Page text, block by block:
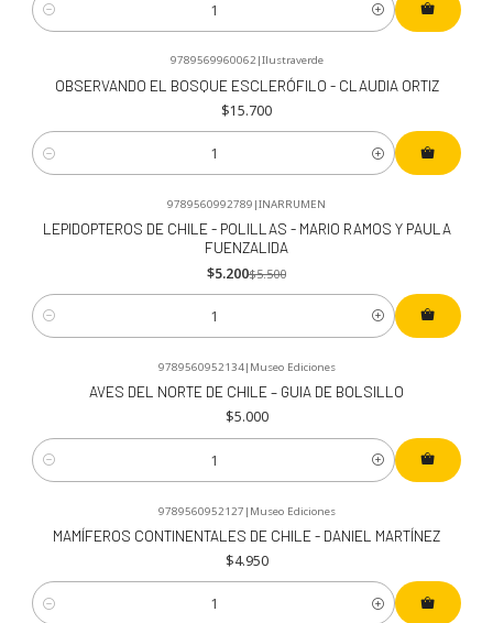
Cantidad
9789569960062|Ilustraverde
OBSERVANDO EL BOSQUE ESCLERÓFILO - CLAUDIA ORTIZ
$15.700
Cantidad
-5%OFF
9789560992789 |INARRUMEN
LEPIDOPTEROS DE CHILE - POLILLAS - MARIO RAMOS Y PAULA
FUENZALIDA
$5.200$5.500
Cantidad
9789560952134| Museo Ediciones
AVES DEL NORTE DE CHILE – GUIA DE BOLSILLO
$5.000
Cantidad
9789560952127 | Museo Ediciones
MAMÍFEROS CONTINENTALES DE CHILE - DANIEL MARTÍNEZ
$4.950
Cantidad